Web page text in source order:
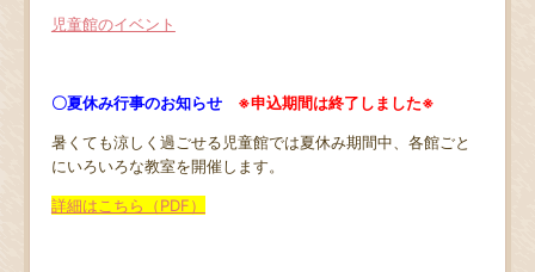
児童館のイベント
〇夏休み行事のお知らせ ※申込期間は終了しました※
暑くても涼しく過ごせる児童館では夏休み期間中、各館ごと
にいろいろな教室を開催します。
詳細はこちら（PDF）